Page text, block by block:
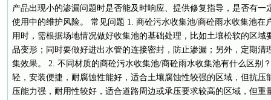
产品出现小的渗漏问题时是否能及时响应、提供修复指导，是否有一
使用中的维护风险。 常见问题 1. 商砼污水收集池/商砼雨水收集池在
用时，需根据场地情况做好收集池的基础处理，比如土壤松软的区域
品变形；同时要做好进出水管的连接密封，防止渗漏；另外，定期清
集效果。 2. 不同材质的商砼污水收集池/商砼雨水收集池有什么区别
轻，安装便捷，耐腐蚀性能好，适合土壤腐蚀性较强的区域，但抗压
压能力强，耐用性较好，适合道路周边或承压要求较高的区域，但重